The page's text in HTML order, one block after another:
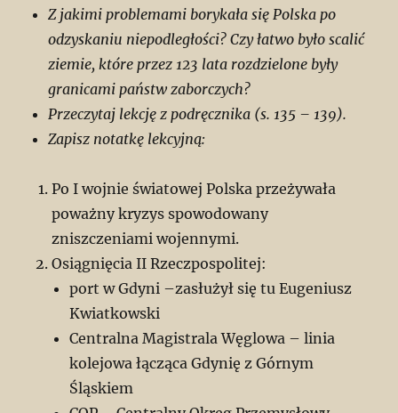
Z jakimi problemami borykała się Polska po
odzyskaniu niepodległości? Czy łatwo było scalić
ziemie, które przez 123 lata rozdzielone były
granicami państw zaborczych?
Przeczytaj lekcję z podręcznika (s. 135 – 139).
Zapisz notatkę lekcyjną:
Po I wojnie światowej Polska przeżywała
poważny kryzys spowodowany
zniszczeniami wojennymi.
Osiągnięcia II Rzeczpospolitej:
port w Gdyni –zasłużył się tu Eugeniusz
Kwiatkowski
Centralna Magistrala Węglowa – linia
kolejowa łącząca Gdynię z Górnym
Śląskiem